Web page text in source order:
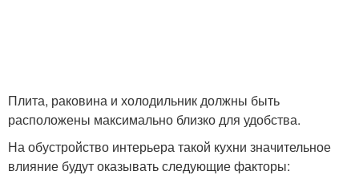
Плита, раковина и холодильник должны быть
расположены максимально близко для удобства.
На обустройство интерьера такой кухни значительное
влияние будут оказывать следующие факторы: